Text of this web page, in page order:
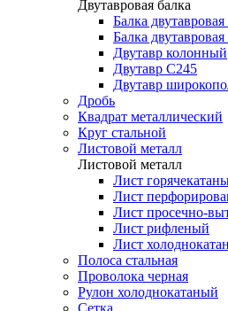
Двутавровая балка
Балка
Балка
Двутавр колонный
Двутавр С245
Двутавр
Дробь
Квадрат металлический
Круг стальной
Листовой металл
Листовой металл
Лист
Лист
Лист просечно-
Лист рифленый
Лист
Полоса стальная
Проволока черная
Рулон холоднокатаный
Сетка